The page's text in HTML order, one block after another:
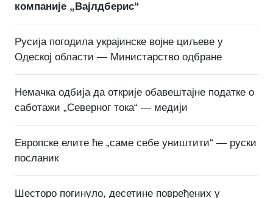
компаније „Вајлдберис“
Русија погодила украјинске војне циљеве у
Одеској области — Министарство одбране
Немачка одбија да открије обавештајне податке о
саботажи „Северног тока“ — медији
Европске елите ће „саме себе уништити“ — руски
посланик
Шесторо погинуло, десетине повређених у